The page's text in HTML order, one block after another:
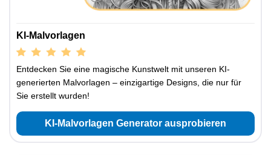
KI-Malvorlagen
Entdecken Sie eine magische Kunstwelt mit unseren KI-
generierten Malvorlagen – einzigartige Designs, die nur für
Sie erstellt wurden!
KI-Malvorlagen Generator ausprobieren